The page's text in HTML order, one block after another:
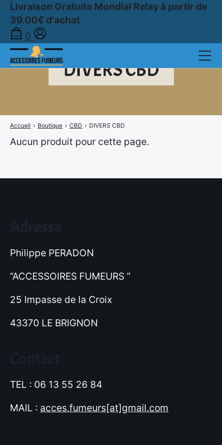
DIVERS CBD
Accueil › Boutique › CBD › DIVERS CBD
Aucun produit pour cette page.
Livraison Gratuite Mondial Relay à partir de
39.00€ d'achat
0
Philippe PERADON
“ACCESSOIRES FUMEURS ”
25 Impasse de la Croix
43370 LE BRIGNON
TEL : 06 13 55 26 84
MAIL : acces.fumeurs[at]gmail.com